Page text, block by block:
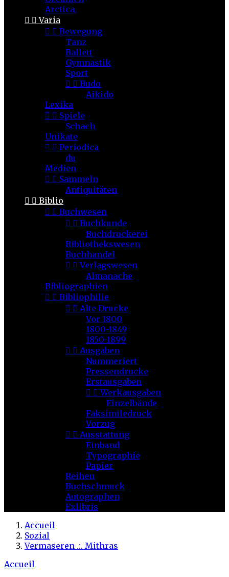
Arctica,
  Varia
  Bewegung
Tanz
Ballett
Gymnastik
Sport
  Budo
Aikido
Lexika
  Spiele
Schach
Unikate
  Periodica
du
Medien
  Sammeln
Antiquitäten
  Biblio
  Buchwesen
  Buchkunde
Buchdruckerei
Bibliothekswesen
Buchhandel
  Verlagswesen
Almanache
Bibliographien
  Bibliophilie
  Alte Drucke
Vor 1800
1800-1849
1850-1899
  Ausgaben
Nummeriert
Pressendrucke
Erstausgaben
  Werkausgaben
Einzelbände
Faksimiledruck
Vorzug
  Ausstattung
Einband
Typographie
Papier
Reihen
Buchschmuck
Autographen
Exlibris
Accueil
Sozial
Vermaseren .:. Mithras
Accueil